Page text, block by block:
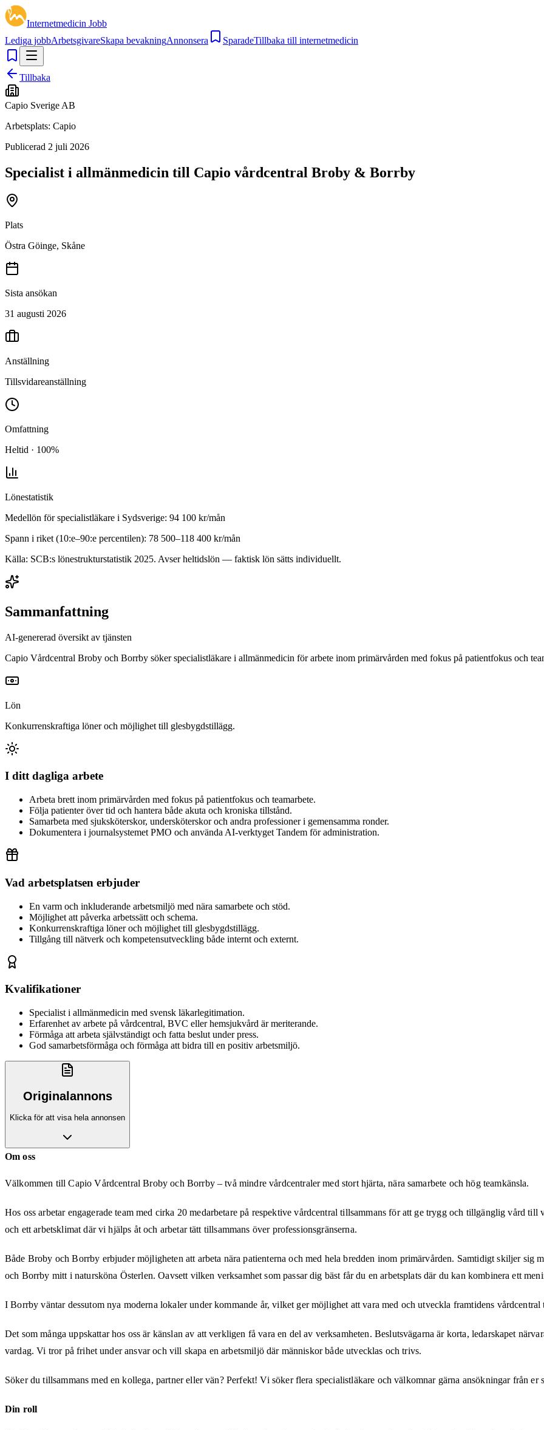
Internetmedicin Jobb
Lediga jobbArbetsgivareSkapa bevakningAnnonsera SparadeTillbaka till internetmedicin
Tillbaka
Capio Sverige AB
Arbetsplats: Capio
Publicerad 2 juli 2026
Specialist i allmänmedicin till Capio vårdcentral Broby & Borrby
Plats
Östra Göinge, Skåne
Sista ansökan
31 augusti 2026
Anställning
Tillsvidareanställning
Omfattning
Heltid · 100%
Lönestatistik
Medellön förspecialistläkare i Sydsverige: 94 100 kr/mån
Spann i riket (10:e–90:e percentilen): 78 500–118 400 kr/mån
Källa: SCB:s lönestrukturstatistik 2025. Avser heltidslön — faktisk lön sätts individuellt.
Sammanfattning
AI-genererad översikt av tjänsten
Capio Vårdcentral Broby och Borrby söker specialistläkare i allmänmedicin för arbete inom primärvården med fokus på patientfokus och
Lön
Konkurrenskraftiga löner och möjlighet till glesbygdstillägg.
I ditt dagliga arbete
Arbeta brett inom primärvården med fokus på patientfokus och teamarbete.
Följa patienter över tid och hantera både akuta och kroniska tillstånd.
Samarbeta med sjuksköterskor, undersköterskor och andra professioner i gemensamma ronder.
Dokumentera i journalsystemet PMO och använda AI-verktyget Tandem för administration.
Vad arbetsplatsen erbjuder
En varm och inkluderande arbetsmiljö med nära samarbete och stöd.
Möjlighet att påverka arbetssätt och schema.
Konkurrenskraftiga löner och möjlighet till glesbygdstillägg.
Tillgång till nätverk och kompetensutveckling både internt och externt.
Kvalifikationer
Specialist i allmänmedicin med svensk läkarlegitimation.
Erfarenhet av arbete på vårdcentral, BVC eller hemsjukvård är meriterande.
Förmåga att arbeta självständigt och fatta beslut under press.
God samarbetsförmåga och förmåga att bidra till en positiv arbetsmiljö.
Originalannons
Klicka för att visa hela annonsen
Om oss
Välkommen till Capio Vårdcentral Broby och Borrby – två mindre vårdcentraler med stort hjärta, nära samarbete och hög teamkänsla.
Hos oss arbetar engagerade team med cirka 20 medarbetare på respektive vårdcentral tillsammans för att ge trygg och tillgänglig vård till
och ett arbetsklimat där vi hjälps åt och arbetar tätt tillsammans över professionsgränserna.
Både Broby och Borrby erbjuder möjligheten att arbeta nära patienterna och med hela bredden inom primärvården. Samtidigt skiljer sig
och Borrby mitt i natursköna Österlen. Oavsett vilken verksamhet som passar dig bäst får du en arbetsplats där du kan kombinera ett
I Borrby väntar dessutom nya moderna lokaler under kommande år, vilket ger möjlighet att vara med och utveckla framtidens vårdcentral
Det som många uppskattar hos oss är känslan av att verkligen få vara en del av verksamheten. Beslutsvägarna är korta, ledarskapet
vardag. Vi tror på frihet under ansvar och vill skapa en arbetsmiljö där människor både utvecklas och trivs.
Söker du tillsammans med en kollega, partner eller vän? Perfekt! Vi söker flera specialistläkare och välkomnar gärna ansökningar från er
Din roll